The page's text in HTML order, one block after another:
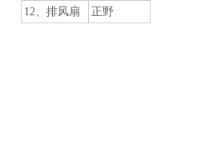
12、排风扇 正野